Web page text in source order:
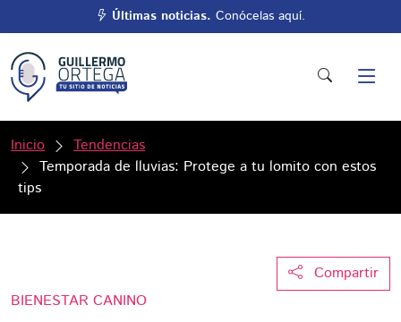
Últimas noticias. Conócelas aquí.
Inicio
Tendencias
Temporada de lluvias: Protege a tu lomito con estos
tips
Compartir
BIENESTAR CANINO